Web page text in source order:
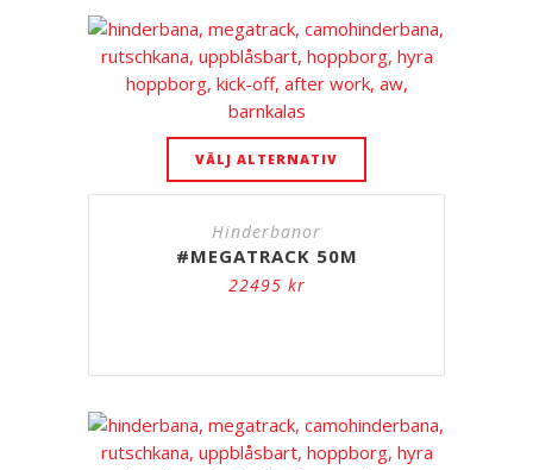
VÄLJ ALTERNATIV
Hinderbanor
#MEGATRACK 50M
22495 kr